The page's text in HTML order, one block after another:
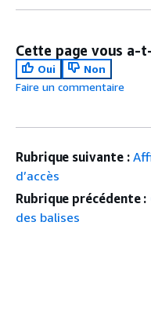
Cette page vous a-
Oui
Non
Faire un commentaire
Rubrique suivante :
d’accès
Rubrique précédente :
des balises